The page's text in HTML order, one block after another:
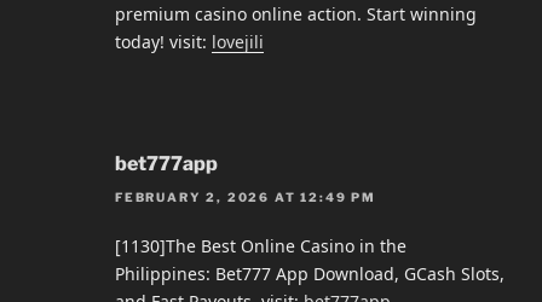
premium casino online action. Start winning
today! visit: lovejili
bet777app
FEBRUARY 2, 2026 AT 12:49 PM
[1130]The Best Online Casino in the
Philippines: Bet777 App Download, GCash Slots,